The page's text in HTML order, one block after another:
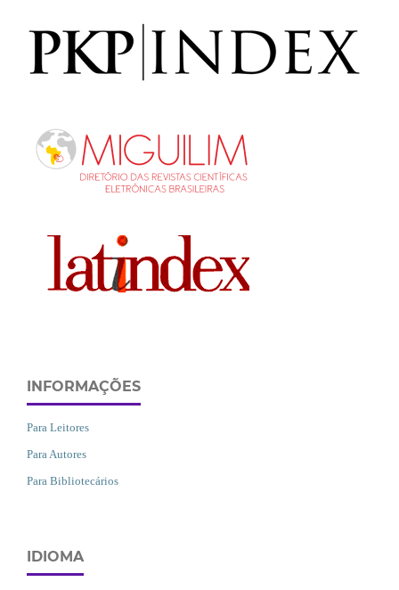
INFORMAÇÕES
Para Leitores
Para Autores
Para Bibliotecários
IDIOMA